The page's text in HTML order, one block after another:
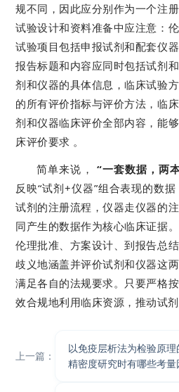
规不同，因此应分别作为一个注
试验设计和资料准备中应注意：
试验项目包括申报试剂和配套仪
报告标题和内容应同时包括试剂
剂和仪器的具体信息，临床试验
的所有评价指标与评价方法，临
剂和仪器临床评价全部内容，能
床评价要求 。
简单来说， “一套数据，两
反映“试剂+仪器”组合表现的数
试剂的注册流程，仪器走仪器的
同产生的数据作为核心临床证据
伦理批准、方案设计、到报告总
歧义地涵盖并评价试剂和仪器这
满足各自的法规要求。只要严格
效合规地利用临床资源，推动试
上一篇：
以免疫层析法为检验原
精密度研究时有哪些考量